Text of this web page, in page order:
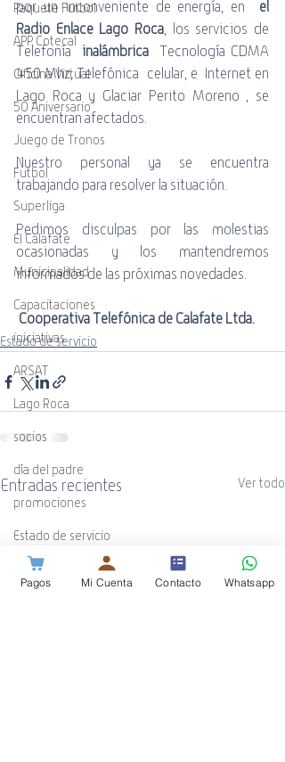
Paquete Futbol
APP Cotecal
Oficina Virtual
50 Aniversario
Juego de Tronos
Futbol
Superliga
El Calafate
Municipalidad
Capacitaciones
iniciativas
ARSAT
Lago Roca
socios
día del padre
promociones
Estado de servicio
Banda Negativa
por un inconveniente de energía, en el
Radio Enlace Lago Roca , los servicios de
Telefonía inalámbrica
  Tecnología CDMA
450 Mhz, Telefónica  celular, e  Internet en
Lago Roca y Glaciar Perito Moreno , se
encuentran afectados.
Nuestro personal ya se encuentra
trabajando para resolver la situación.
Pedimos disculpas por las molestias
ocasionadas y los mantendremos
informados de las próximas novedades.
Cooperativa Telefónica de Calafate Ltda.
Estado de servicio
Entradas recientes Ver todo
Pagos Mi Cuenta Contacto Whatsapp